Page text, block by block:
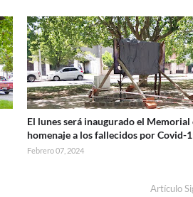
El lunes será inaugurado el Memorial
homenaje a los fallecidos por Covid-
Febrero 07, 2024
Artículo